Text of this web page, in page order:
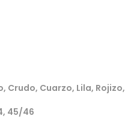
Crudo, Cuarzo, Lila, Rojizo,
45/46